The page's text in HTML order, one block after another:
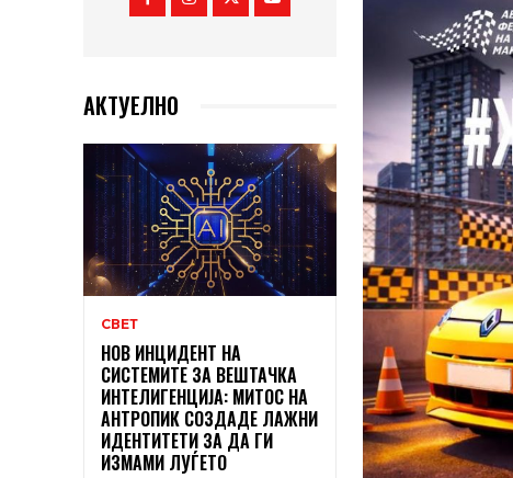
АКТУЕЛНО
СВЕТ
НОВ ИНЦИДЕНТ НА
СИСТЕМИТЕ ЗА ВЕШТАЧКА
ИНТЕЛИГЕНЦИЈА: МИТОС НА
АНТРОПИК СОЗДАДЕ ЛАЖНИ
ИДЕНТИТЕТИ ЗА ДА ГИ
ИЗМАМИ ЛУЃЕТО